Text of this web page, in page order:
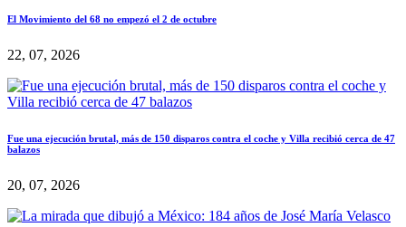
El Movimiento del 68 no empezó el 2 de octubre
22, 07, 2026
Fue una ejecución brutal, más de 150 disparos contra el coche y Villa recibió cerca de 47
balazos
20, 07, 2026